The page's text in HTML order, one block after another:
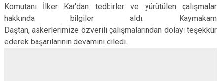
Susuz
Komutanı İlker Kar'dan tedbirler ve yürütülen çalışmalar
hakkında bilgiler aldı. Kaymakam
Daştan, askerlerimize özverili çalışmalarından dolayı teşekkür
ederek başarılarının devamını diledi.